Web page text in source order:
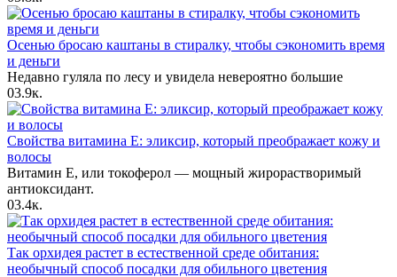
Осенью бросаю каштаны в стиралку, чтобы сэкономить время
и деньги
Недавно гуляла по лесу и увидела невероятно большие
03.9к.
Свойства витамина Е: эликсир, который преображает кожу и
волосы
Витамин Е, или токоферол — мощный жирорастворимый
антиоксидант.
03.4к.
Так орхидея растет в естественной среде обитания:
необычный способ посадки для обильного цветения